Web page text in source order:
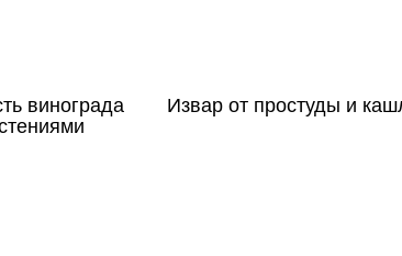
винограда Извар от простуды и